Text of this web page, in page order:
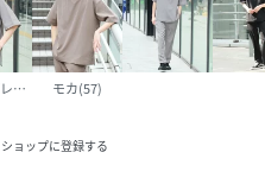
ー(12) モカ(57)
ョップに登録する